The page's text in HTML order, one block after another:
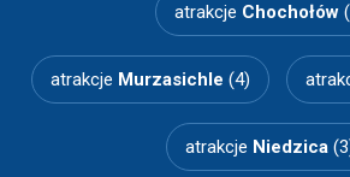
atrakcje Chochołów
atrakcje Murzasichle (4)
atrakcje Niedzica